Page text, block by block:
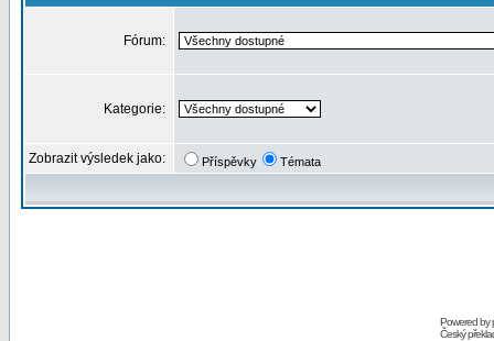
Fórum:
Kategorie:
Zobrazit výsledek jako: Příspěvky Témata
Powered by
Český